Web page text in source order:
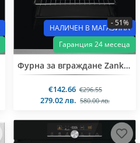
НАЛИЧЕН В МАГАЗИНА
Гаранция 24 месеца
Фурна за вграждане Zanker KOU20712XB
€142.66 €296.55
- 51%
279.02 лв. 580.00 лв.